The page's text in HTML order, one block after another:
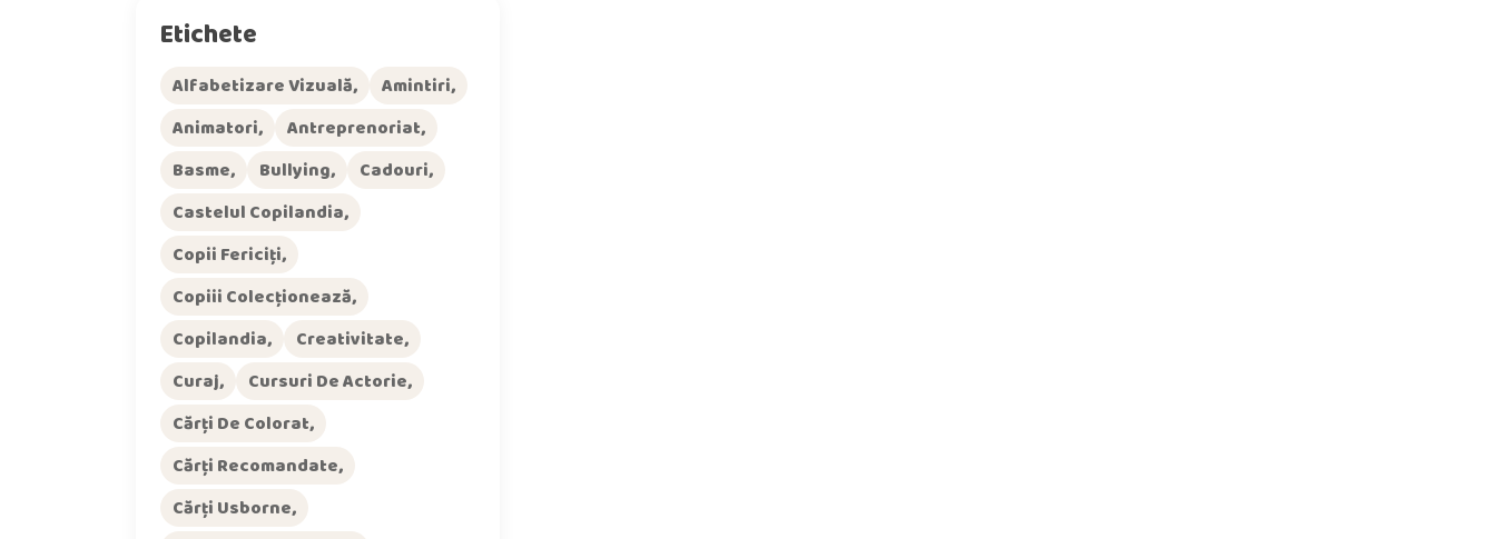
Etichete
Alfabetizare Vizuală
Amintiri
Animatori
Antreprenoriat
Basme
Bullying
Cadouri
Castelul Copilandia
Copii Fericiți
Copiii Colecționează
Copilandia
Creativitate
Curaj
Cursuri De Actorie
Cărți De Colorat
Cărți Recomandate
Cărți Usborne